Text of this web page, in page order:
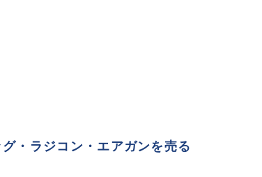
・ラジコン・エアガンを売る